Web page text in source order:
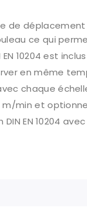
de
ce qui
10204 est inclus
en même
chaque
m/min et
EN 10204